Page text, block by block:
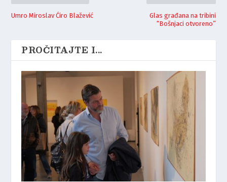
Umro Miroslav Ćiro Blažević
Glas građana na tribini
“Bošnjaci otvoreno”
PROČITAJTE I...